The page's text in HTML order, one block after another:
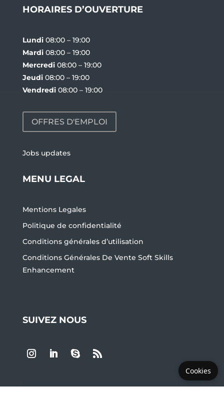
HORAIRES D’OUVERTURE
Lundi08:00 – 19:00
Mardi08:00 – 19:00
Mercredi08:00 – 19:00
Jeudi08:00 – 19:00
Vendredi08:00 – 19:00
OFFRES D'EMPLOI
Jobs updates
MENU LEGAL
Mentions Legales
Politique de confidentialité
Conditions générales d’utilisation
Conditions Générales De Vente Soft Skills
Enhancement
SUIVEZ NOUS
Cookies